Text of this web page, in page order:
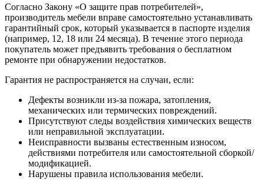
Согласно Закону «О защите прав потребителей»,
производитель мебели вправе самостоятельно устанавливать
гарантийный срок, который указывается в паспорте изделия
(например, 12, 18 или 24 месяца). В течение этого периода
покупатель может предъявить требования о бесплатном
ремонте при обнаружении недостатков.
Гарантия не распространяется на случаи, если:
Дефекты возникли из-за пожара, затопления,
механических или термических повреждений.
Присутствуют следы воздействия химических веществ
или неправильной эксплуатации.
Неисправности вызваны естественным износом,
действиями потребителя или самостоятельной сборкой/
модификацией.
Нарушены правила использования мебели.